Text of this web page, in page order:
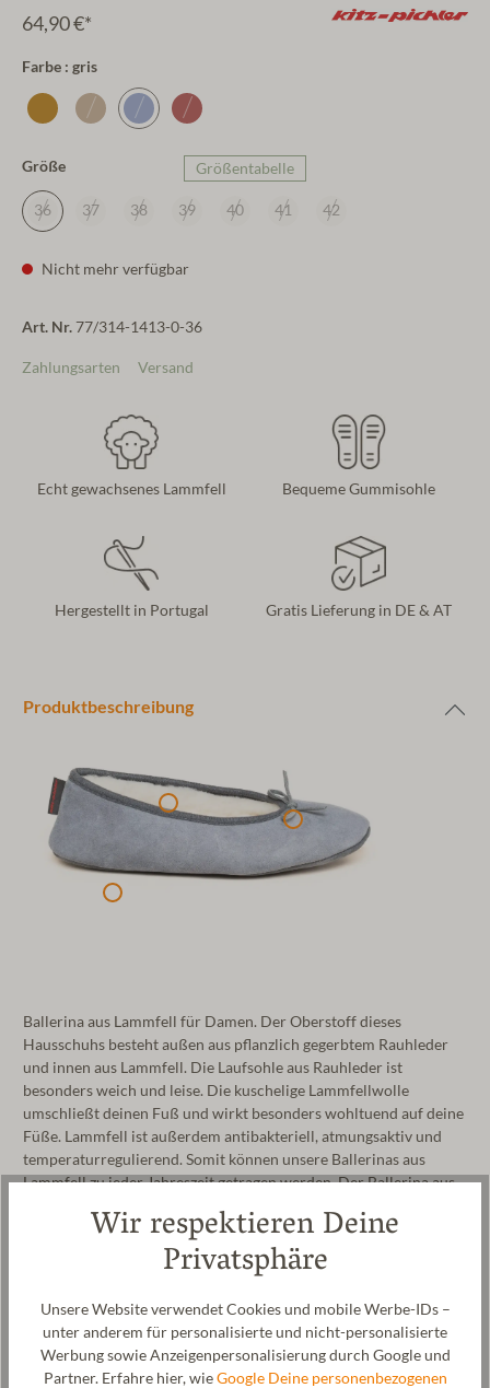
64,90 €*
Farbe : gris
Größe Größentabelle
36 37 38 39 40 41 42
Nicht mehr verfügbar
Art. Nr.77/314-1413-0-36
Zahlungsarten Versand
Echt gewachsenes Lammfell Bequeme Gummisohle
Hergestellt in Portugal Gratis Lieferung in DE & AT
Produktbeschreibung
Ballerina aus Lammfell für Damen. Der Oberstoff dieses
Hausschuhs besteht außen aus pflanzlich gegerbtem Rauhleder
und innen aus Lammfell. Die Laufsohle aus Rauhleder ist
besonders weich und leise. Die kuschelige Lammfellwolle
umschließt deinen Fuß und wirkt besonders wohltuend auf deine
Füße. Lammfell ist außerdem antibakteriell, atmungsaktiv und
temperaturregulierend. Somit können unsere Ballerinas aus
Lammfell zu jeder Jahreszeit getragen werden. Der Ballerina aus
produziert.
Hersteller: Gottstein GmbH, Industriestraße 31, 6430 Ötztal-
Wir respektieren Deine
Privatsphäre
Unsere Website verwendet Cookies und mobile Werbe-IDs –
unter anderem für personalisierte und nicht-personalisierte
Werbung sowie Anzeigenpersonalisierung durch Google und
Partner. Erfahre hier, wieGoogle Deine personenbezogenen